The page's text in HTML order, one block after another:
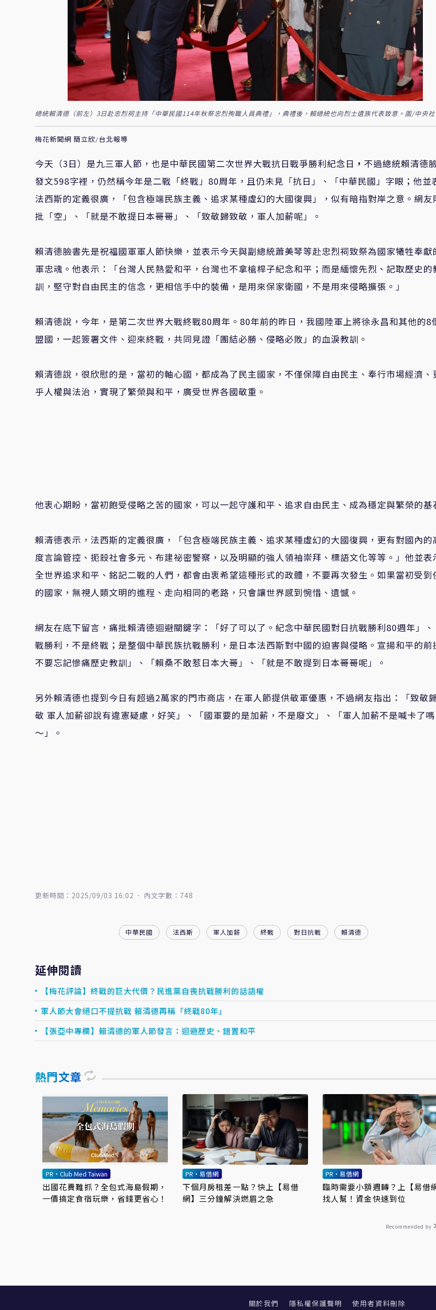
總統賴清德（前左）3日赴忠烈祠主持「中華民國114年秋祭忠烈殉職人員典禮」，典禮後，賴總統也向烈士遺族代表致意。圖/中央社
梅花新聞網 簡立欣/台北報導
今天（3日）是九三軍人節，也是中華民國第二次世界大戰抗日戰爭勝利紀念日 ， 不過總統賴清德
發文598字裡，仍然稱今年是二戰「終戰」80周年，且仍未見「抗日」、「中華民國」字眼；他並
法西斯的定義很廣， 「包含極端民族主義、追求某種虛幻的大國復興 」，似有暗指對岸之意 。網
批「空」、「就是不敢提日本哥哥」、「致敬歸致敬，軍人加薪呢」。
賴清德臉書先是祝福國軍軍人節快樂 ，並表示今天與副總統蕭美琴等赴忠烈祠致祭為國家犧牲奉獻
軍忠魂。他表示 ：「台灣人民熱愛和平，台灣也不拿槍桿子紀念和平；而是緬懷先烈、記取歷史的
訓，堅守對自由民主的信念，更相信手中的裝備，是用來保家衛國，不是用來侵略擴張。 」
賴清德說 ， 今年，是第二次世界大戰終戰80周年。 80年前的昨日，我國陸軍上將徐永昌和其他的8
盟國，一起簽署文件、迎來終戰，共同見證「團結必勝、侵略必敗」的血淚教訓。
賴清德說 ， 很欣慰的是，當初的軸心國，都成為了民主國家，不僅保障自由民主、奉行市場經濟、
乎人權與法治，實現了繁榮與和平，廣受世界各國敬重。
他衷心期盼，當初飽受侵略之苦的國家，可以一起守護和平、追求自由民主、成為穩定與繁榮的基
賴清德表示 ， 法西斯的定義很廣， 「包含極端民族主義、追求某種虛幻的大國復興，更有對國內的
度言論管控、扼殺社會多元、布建祕密警察，以及明顯的強人領袖崇拜、標語文化等等。 」 他並表
全世界追求和平、銘記二戰的人們，都會由衷希望這種形式的政體，不要再次發生。如果當初受到
的國家，無視人類文明的進程、走向相同的老路，只會讓世界感到惋惜、遺憾。
網友在底下留言，痛批賴清德迴避關鍵字：「好了可以了。紀念中華民國對日抗戰勝利80週年」
戰勝利，不是終戰；是整個中華民族抗戰勝利，是日本法西斯對中國的迫害與侵略。宣揚和平的前
不要忘記慘痛歷史教訓」、「賴桑不敢惹日本大哥」、「就是不敢提到日本哥哥呢 」。
另外賴清德也提到今日有超過2萬家的門市商店，在軍人節提供敬軍優惠，不過網友指出：「致敬
敬 軍人加薪卻說有違憲疑慮，好笑」、「國軍要的是加薪，不是廢文」、「軍人加薪不是喊卡了嗎
～」。
更新時間：2025/09/03 16:02 內文字數：748
中華民國 法西斯 軍人加薪 終戰 對日抗戰 賴清德
延伸閱讀
【梅花評論】終戰的巨大代價？民進黨自喪抗戰勝利的話語權
軍人節大會絕口不提抗戰 賴清德再稱「終戰80年」
【張亞中專欄】賴清德的軍人節發言：迴避歷史、錯置和平
熱門文章
PR・Club Med Taiwan
出國花費難抓？全包式海島假期，
一價搞定食宿玩樂，省錢更省心！
PR・易借網
下個月房租差一點？快上【易借
網】三分鐘解決燃眉之急
PR・易借網
臨時需要小額週轉？上【易借
找人幫！資金快速到位
Recommended by
關於我們 隱私權保護聲明 使用者資料刪除